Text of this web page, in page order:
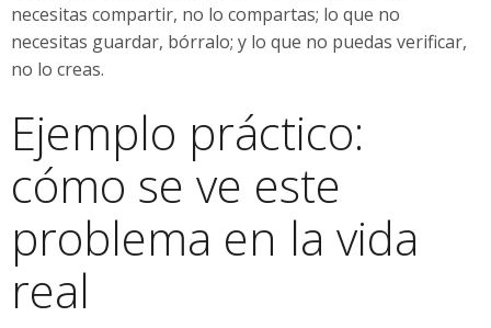
necesitas compartir, no lo compartas; lo que no
necesitas guardar, bórralo; y lo que no puedas verificar,
no lo creas.
Ejemplo práctico:
cómo se ve este
problema en la vida
real